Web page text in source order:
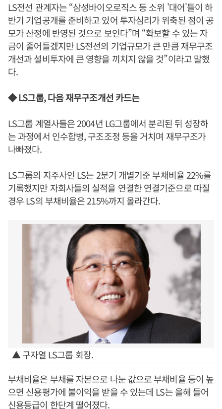
LS전선 관계자는 “삼성바이오로직스 등 소위 '대어'들이 하
반기 기업공개를 준비하고 있어 투자심리가 위축된 점이 공
모가 산정에 반영된 것으로 보인다”며 “확보할 수 있는 자
금이 줄어들겠지만 LS전선의 기업규모가 큰 만큼 재무구조
개선과 설비투자에 큰 영향을 끼치지 않을 것”이라고 말했
다.
◆ LS그룹, 다음 재무구조개선 카드는
LS그룹 계열사들은 2004년 LG그룹에서 분리된 뒤 성장하
는 과정에서 인수합병, 구조조정 등을 거치며 재무구조가
나빠졌다.
LS그룹의 지주사인 LS는 2분기 개별기준 부채비율 22%를
기록했지만 자회사들의 실적을 연결한 연결기준으로 따질
경우 LS의 부채비율은 215%까지 올라간다.
▲ 구자열 LS그룹 회장.
부채비율은 부채를 자본으로 나눈 값으로 부채비율 등이 높
으면 신용평가에 불이익을 받을 수 있는데 LS는 올해 들어
신용등급이 한단계 떨어졌다.